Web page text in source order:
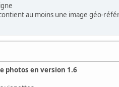
au moins une image géo-
photos en version 1.6